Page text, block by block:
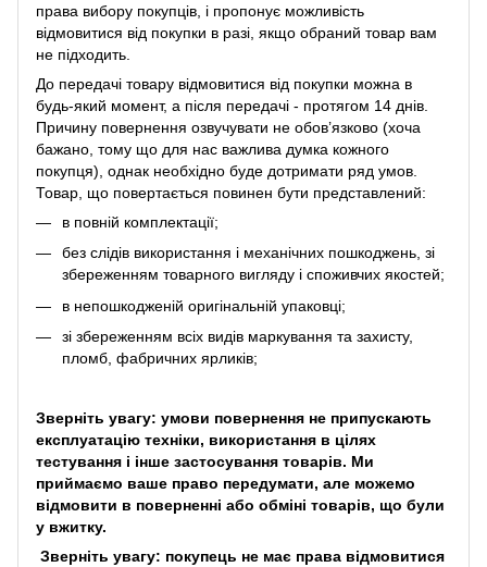
права вибору покупців, і пропонує можливість
відмовитися від покупки в разі, якщо обраний товар вам
не підходить.
До передачі товару відмовитися від покупки можна в
будь-який момент, а після передачі - протягом 14 днів.
Причину повернення озвучувати не обов’язково (хоча
бажано, тому що для нас важлива думка кожного
покупця), однак необхідно буде дотримати ряд умов.
Товар, що повертається повинен бути представлений:
в повній комплектації;
без слідів використання і механічних пошкоджень, зі
збереженням товарного вигляду і споживчих якостей;
в непошкодженій оригінальній упаковці;
зі збереженням всіх видів маркування та захисту,
пломб, фабричних ярликів;
Зверніть увагу: умови повернення не припускають
експлуатацію техніки, використання в цілях
тестування і інше застосування товарів. Ми
приймаємо ваше право передумати, але можемо
відмовити в поверненні або обміні товарів, що були
у вжитку.
Зверніть увагу: покупець не має права відмовитися